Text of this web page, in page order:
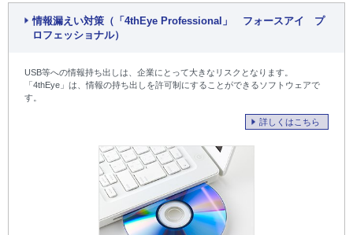
情報漏えい対策（「4thEye Professional」 フォースアイ プ
ロフェッショナル）
USB等への情報持ち出しは、企業にとって大きなリスクとなります。
「4thEye」は、情報の持ち出しを許可制にすることができるソフトウェアで
す。
詳しくはこちら